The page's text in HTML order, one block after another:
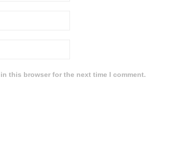
this browser for the next time I comment.